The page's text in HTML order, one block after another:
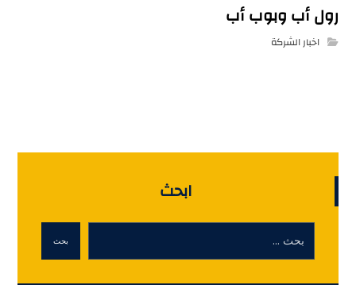
رول أب وبوب أب
اخبار الشركة
ابحث
بحث